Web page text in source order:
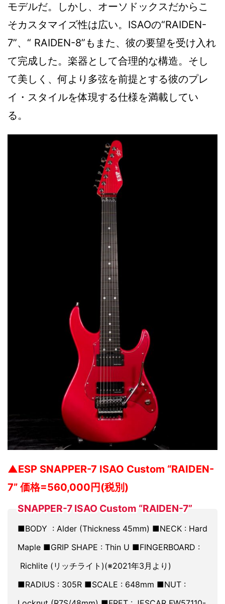
モデルだ。しかし、オーソドックスだからこ
そカスタマイズ性は広い。ISAOの“RAIDEN-
7”、“ RAIDEN-8”もまた、彼の要望を受け入れ
て完成した。楽器として合理的な構造。そし
て美しく、何より多弦を前提とする彼のプレ
イ・スタイルを体現する仕様を満載してい
る。
▲ESP SNAPPER-7 ISAO Custom “RAIDEN-
7” 価格=560,000円(税別)
SNAPPER-7 ISAO Custom “RAIDEN-7”
■BODY : Alder (Thickness 45mm) ■NECK : Hard
Maple ■GRIP SHAPE : Thin U ■FINGERBOARD :
Richlite (リッチライト)(※2021年3月より)
■RADIUS : 305R ■SCALE : 648mm ■NUT :